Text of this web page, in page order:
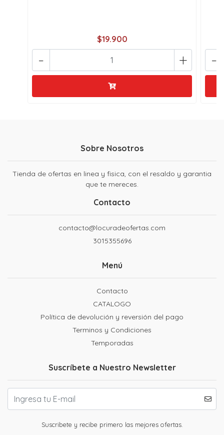
$19.900
+
- -
Sobre Nosotros
Tienda de ofertas en linea y fisica, con el resaldo y garantia
que te mereces.
Contacto
contacto@locuradeofertas.com
3015355696
Menú
Contacto
CATALOGO
Política de devolución y reversión del pago
Terminos y Condiciones
Temporadas
Suscríbete a Nuestro Newsletter
Suscribete y recibe primero las mejores ofertas.